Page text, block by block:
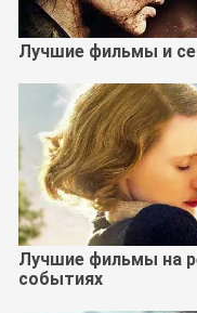
Лучшие фильмы и
Лучшие фильмы на
событиях